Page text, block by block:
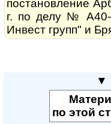
постановление
г. по делу № А40-
Инвест групп" и
▼
по этой